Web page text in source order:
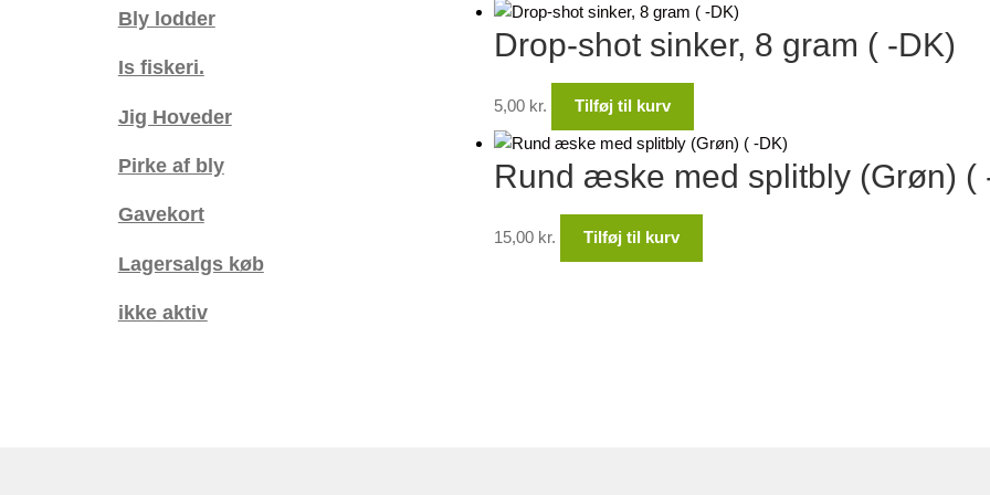
Drop-shot sinker, 8 gram ( -DK)
5,00 kr. Tilføj til kurv
Rund æske med splitbly (Grøn) (
15,00 kr. Tilføj til kurv
Bly lodder
Is fiskeri.
Jig Hoveder
Pirke af bly
Gavekort
Lagersalgs køb
ikke aktiv